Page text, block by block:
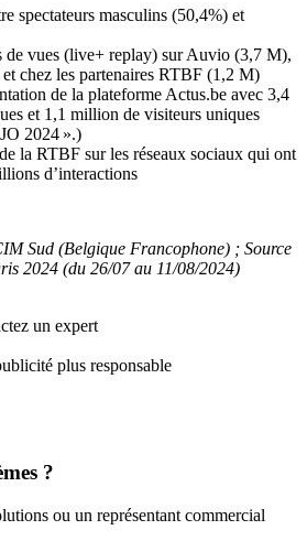
spectateurs masculins (50,4%) et
de vues (live+ replay) sur Auvio (3,7 M),
chez les partenaires RTBF (1,2 M)
de la plateforme Actus.be avec 3,4
et 1,1 million de visiteurs uniques
2024 ».)
la RTBF sur les réseaux sociaux qui ont
d’interactions
Sud (Belgique Francophone) ; Source
2024 (du 26/07 au 11/08/2024)
un expert
plus responsable
?
ou un représentant commercial